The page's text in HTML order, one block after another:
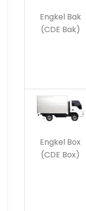
Engkel Bak
(CDE Bak)
Engkel Box
(CDE Box)